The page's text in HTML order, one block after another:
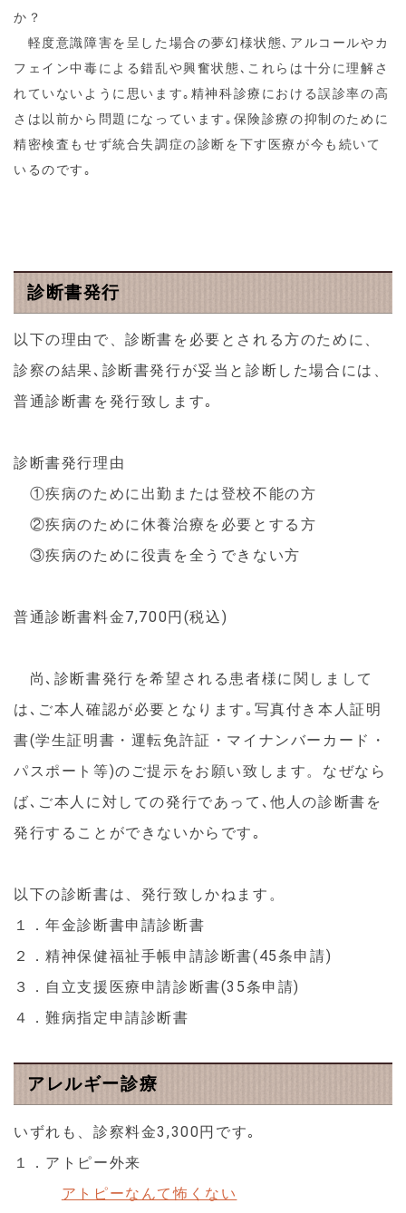
か？
軽度意識障害を呈した場合の夢幻様状態､アルコールやカ
フェイン中毒による錯乱や興奮状態､これらは十分に理解さ
れていないように思います｡精神科診療における誤診率の高
さは以前から問題になっています｡保険診療の抑制のために
精密検査もせず統合失調症の診断を下す医療が今も続いて
いるのです｡
診断書発行
以下の理由で、診断書を必要とされる方のために、
診察の結果､診断書発行が妥当と診断した場合には、
普通診断書を発行致します｡
診断書発行理由
①疾病のために出勤または登校不能の方
②疾病のために休養治療を必要とする方
③疾病のために役責を全うできない方
普通診断書料金7,700円(税込)
尚､診断書発行を希望される患者様に関しまして
は､ご本人確認が必要となります｡写真付き本人証明
書(学生証明書・運転免許証・マイナンバーカード・
パスポート等)のご提示をお願い致します。なぜなら
ば､ご本人に対しての発行であって､他人の診断書を
発行することができないからです｡
以下の診断書は、発行致しかねます。
１．年金診断書申請診断書
２．精神保健福祉手帳申請診断書(45条申請)
３．自立支援医療申請診断書(35条申請)
４．難病指定申請診断書
アレルギー診療
いずれも、診察料金3,300円です｡
１．アトピー外来
アトピーなんて怖くない